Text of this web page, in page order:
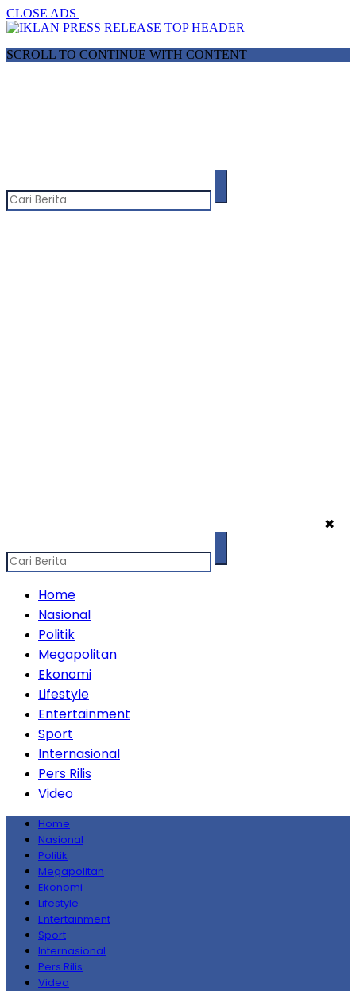
CLOSE ADS
SCROLL TO CONTINUE WITH CONTENT
✖
Home
Nasional
Politik
Megapolitan
Ekonomi
Lifestyle
Entertainment
Sport
Internasional
Pers Rilis
Video
Home
Nasional
Politik
Megapolitan
Ekonomi
Lifestyle
Entertainment
Sport
Internasional
Pers Rilis
Video